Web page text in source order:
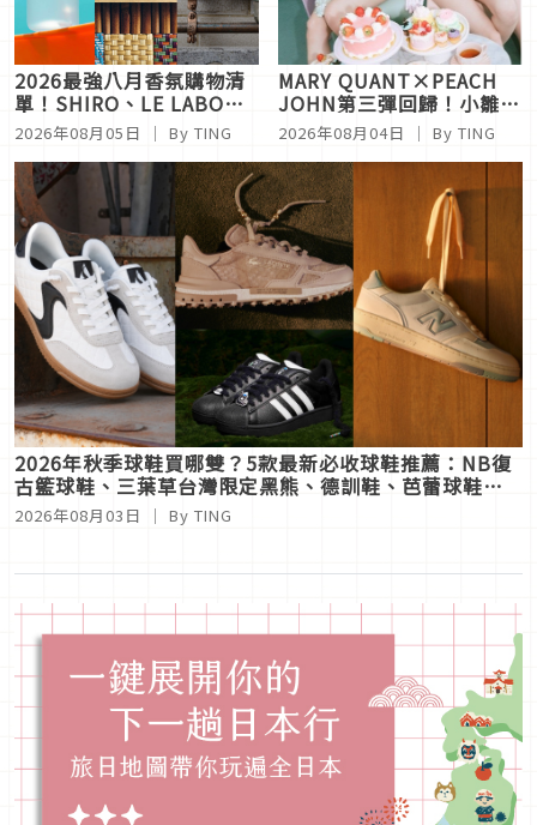
2026最強八月香氛購物清
單！SHIRO、LE LABO、
Atelier Cologne新香太欠
收
2026年08月05日 ｜ By TING
MARY QUANT×PEACH
JOHN第三彈回歸！小雛菊
內衣、睡衣太美，秒殺「睡
眠內衣」復古甜辣女孩必收
2026年08月04日 ｜ By TING
2026年秋季球鞋買哪雙？5款最新必收球鞋推薦：NB復
古籃球鞋、三葉草台灣限定黑熊、德訓鞋、芭蕾球鞋一
次滿足
2026年08月03日 ｜ By TING